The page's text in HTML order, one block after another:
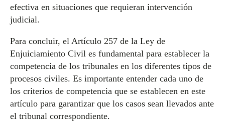
efectiva en situaciones que requieran intervención
judicial.
Para concluir, el Artículo 257 de la Ley de
Enjuiciamiento Civil es fundamental para establecer la
competencia de los tribunales en los diferentes tipos de
procesos civiles. Es importante entender cada uno de
los criterios de competencia que se establecen en este
artículo para garantizar que los casos sean llevados ante
el tribunal correspondiente.